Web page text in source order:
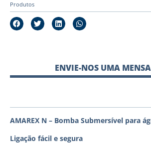
Produtos
ENVIE-NOS UMA
AMAREX N – Bomba Submersível para
Ligação fácil e segura